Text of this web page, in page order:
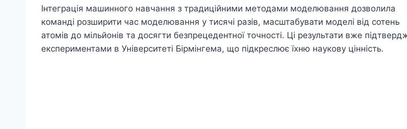
Інтеграція машинного навчання з традиційними методами моделювання дозволила
команді розширити час моделювання у тисячі разів, масштабувати моделі від сотень
атомів до мільйонів та досягти безпрецедентної точності. Ці результати вже
експериментами в Університеті Бірмінгема, що підкреслює їхню наукову цінність.